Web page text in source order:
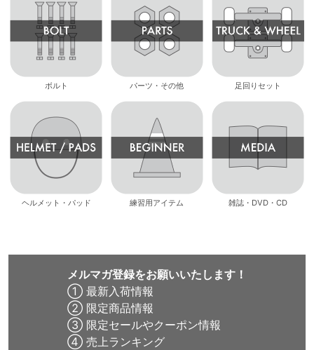
ボルト パーツ・その他 足回りセット
ヘルメット・パッド 練習用アイテム 雑誌・DVD・CD
メルマガ登録をお願いいたします！
① 最新入荷情報
② 限定商品情報
③ 限定セールやクーポン情報
④ 売上ランキング